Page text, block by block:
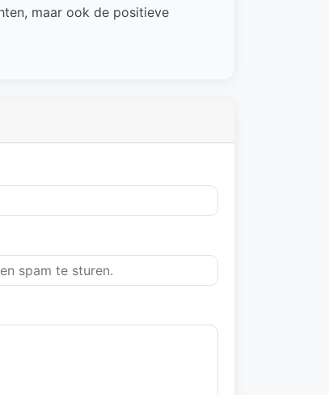
maar ook de positieve